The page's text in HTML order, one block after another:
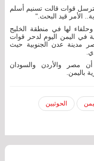
قوات قالت تسنيم أسلم
الأمر قيد البحث."
لها في منطقة الخليج
في اليمن اليوم لدحر قوات
مدينة عدن الجنوبية حيث
مصر والأردن والسودان
باليمن.
الحوثيين